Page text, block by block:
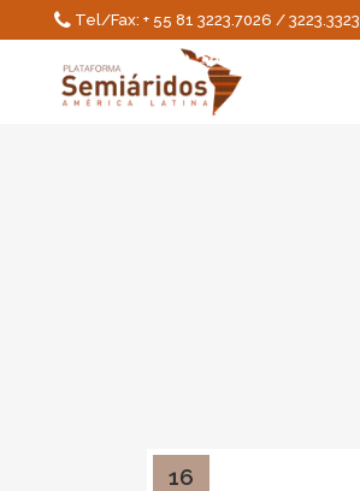
Tel/Fax: + 55 81 3223.7026 / 3223.3323
16